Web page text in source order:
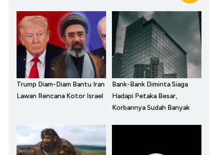
Trump Diam-Diam Bantu Iran
Lawan Rencana Kotor Israel
Bank-Bank Diminta Siaga
Hadapi Petaka Besar,
Korbannya Sudah Banyak